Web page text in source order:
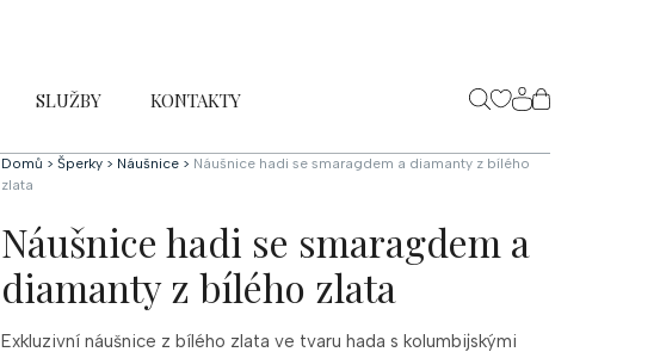
SLUŽBY KONTAKTY
NÁKUPNÍ
KOŠÍK
Domů > Šperky > Náušnice > Náušnice hadi se smaragdem a diamanty z bílého
zlata
Náušnice hadi se smaragdem a
diamanty z bílého zlata
Exkluzivní náušnice z bílého zlata ve tvaru hada s kolumbijskými